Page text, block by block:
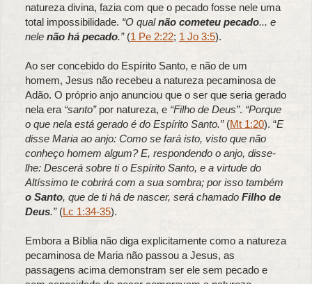
natureza divina, fazia com que o pecado fosse nele uma
total impossibilidade. “O qualnão cometeu pecado... e
nele não há pecado.”(1 Pe 2:22; 1 Jo 3:5).
Ao ser concebido do Espírito Santo, e não de um
homem, Jesus não recebeu a natureza pecaminosa de
Adão. O próprio anjo anunciou que o ser que seria gerado
nela era “santo”por natureza, e “Filho de Deus”. “Porque
o que nela está gerado é do Espírito Santo.” (Mt 1:20). “E
disse Maria ao anjo: Como se fará isto, visto que não
conheço homem algum? E, respondendo o anjo, disse-
lhe: Descerá sobre ti o Espírito Santo, e a virtude do
Altíssimo te cobrirá com a sua sombra; por isso também
o Santo, que de ti há de nascer, será chamado Filho de
Deus.”(Lc 1:34-35).
Embora a Bíblia não diga explicitamente como a natureza
pecaminosa de Maria não passou a Jesus, as
passagens acima demonstram ser ele sem pecado e